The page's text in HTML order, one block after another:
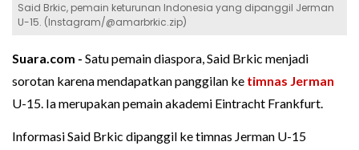
Said Brkic, pemain keturunan Indonesia yang dipanggil Jerman
U-15. (Instagram/@amarbrkic.zip)
Suara.com - Satu pemain diaspora, Said Brkic menjadi
sorotan karena mendapatkan panggilan ke timnas Jerman
U-15. Ia merupakan pemain akademi Eintracht Frankfurt.
Informasi Said Brkic dipanggil ke timnas Jerman U-15